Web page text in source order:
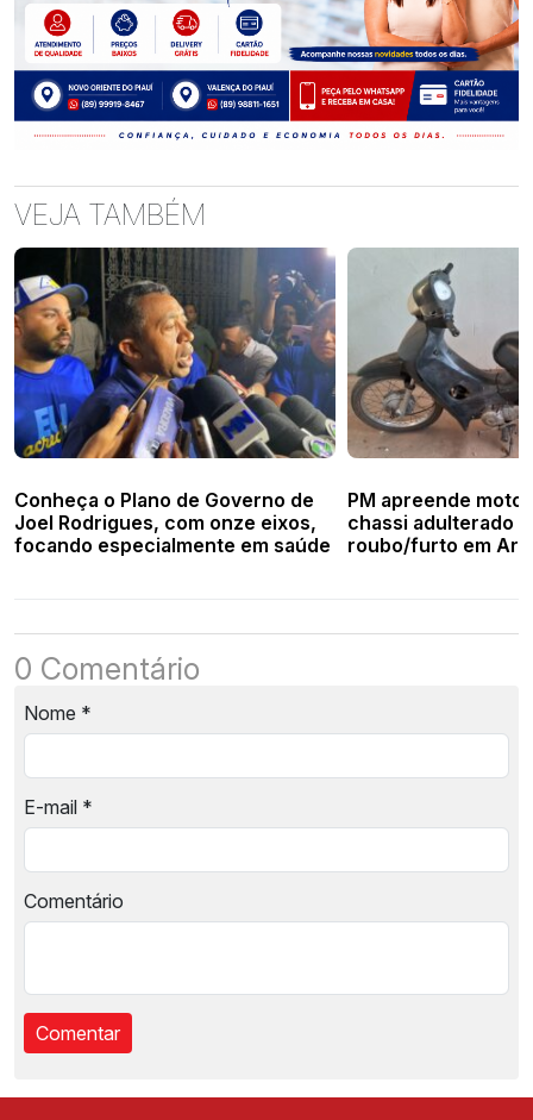
VEJA TAMBÉM
Conheça o Plano de Governo de
Joel Rodrigues, com onze eixos,
focando especialmente em saúde
PM apreende
chassi adulterado
roubo/furto em
0 Comentário
Nome *
E-mail *
Comentário